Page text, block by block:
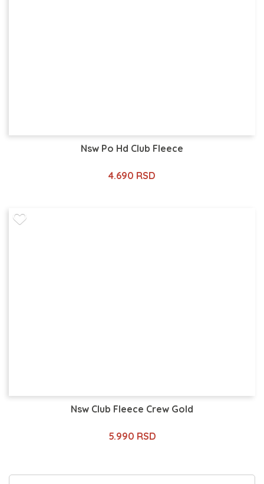
Nsw Po Hd Club Fleece
4.690 RSD
Nsw Club Fleece Crew Gold
5.990 RSD